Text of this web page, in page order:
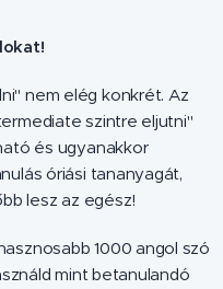
nem elég konkrét. Az
szintre eljutni"
és ugyanakkor
óriási tananyagát,
lesz az egész!
1000 angol szó
mint betanulandó